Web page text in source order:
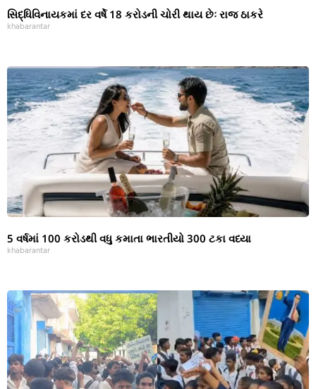
સિદ્ધિવિનાયકમાં દર વર્ષે 18 કરોડની ચોરી થાય છેઃ રાજ ઠાકરે
khabarantar
5 વર્ષમાં 100 કરોડથી વધુ કમાતા ભારતીયો 300 ટકા વધ્યા
khabarantar